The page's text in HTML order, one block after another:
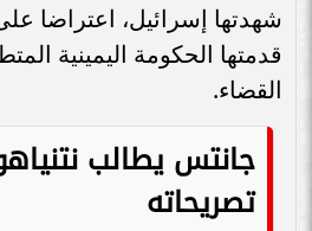
شهدتها إسرائيل، اعتراضا
قدمتها الحكومة اليمينية
القضاء.
جانتس يطالب
تصريحاته